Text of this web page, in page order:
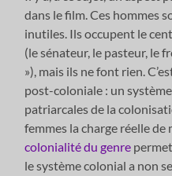
dans le film. Ces hommes
inutiles. Ils occupent le
(le sénateur, le pasteur, le
»), mais ils ne font rien.
post-coloniale : un
patriarcales de la
femmes la charge réelle de
colonialité du genre
le système colonial a non